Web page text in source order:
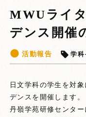
MWUライ
デンス開催
活動報告 学科
日文学科の学生を対
デンスを開催します。
丹嶺学苑研修センタ